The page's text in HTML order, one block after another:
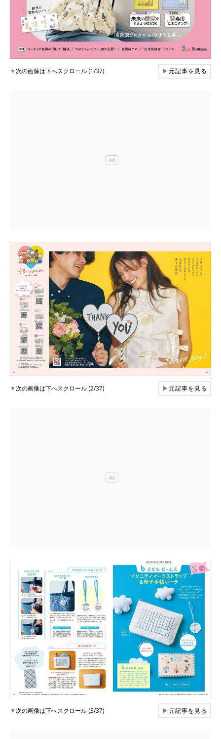
▼次の画像は下へスクロール (1/37) ▶元記事を見る
▼次の画像は下へスクロール (2/37) ▶元記事を見る
▼次の画像は下へスクロール (3/37) ▶元記事を見る